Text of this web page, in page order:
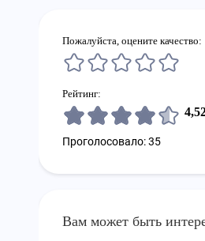
Пожалуйста, оцените качество:
Рейтинг:
Проголосовало: 35
Вам может быть